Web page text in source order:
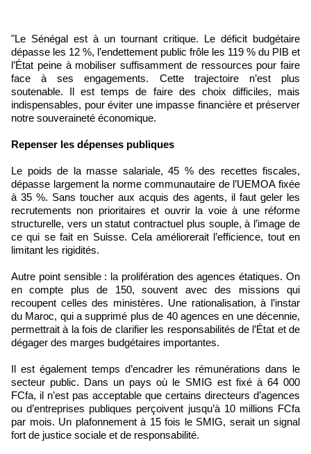
"Le Sénégal est à un tournant critique. Le déficit budgétaire
dépasse les 12 %, l’endettement public frôle les 119 % du PIB et
l’État peine à mobiliser suffisamment de ressources pour faire
face à ses engagements. Cette trajectoire n’est plus
soutenable. Il est temps de faire des choix difficiles, mais
indispensables, pour éviter une impasse financière et préserver
notre souveraineté économique.
Repenser les dépenses publiques
Le poids de la masse salariale, 45 % des recettes fiscales,
dépasse largement la norme communautaire de l’UEMOA fixée
à 35 %. Sans toucher aux acquis des agents, il faut geler les
recrutements non prioritaires et ouvrir la voie à une réforme
structurelle, vers un statut contractuel plus souple, à l’image de
ce qui se fait en Suisse. Cela améliorerait l’efficience, tout en
limitant les rigidités.
Autre point sensible : la prolifération des agences étatiques. On
en compte plus de 150, souvent avec des missions qui
recoupent celles des ministères. Une rationalisation, à l’instar
du Maroc, qui a supprimé plus de 40 agences en une décennie,
permettrait à la fois de clarifier les responsabilités de l’État et de
dégager des marges budgétaires importantes.
Il est également temps d’encadrer les rémunérations dans le
secteur public. Dans un pays où le SMIG est fixé à 64 000
FCfa, il n’est pas acceptable que certains directeurs d’agences
ou d’entreprises publiques perçoivent jusqu’à 10 millions FCfa
par mois. Un plafonnement à 15 fois le SMIG, serait un signal
fort de justice sociale et de responsabilité.